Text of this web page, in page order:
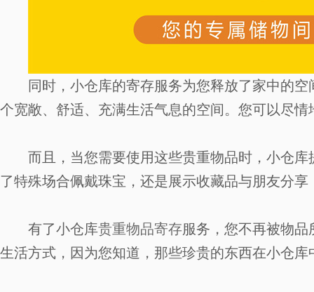
同时，小仓库的寄存服务为您释放了家中的
个宽敞、舒适、充满生活气息的空间。您可以尽
而且，当您需要使用这些贵重物品时，小仓
了特殊场合佩戴珠宝，还是展示收藏品与朋友分
有了小仓库贵重物品寄存服务，您不再被物
生活方式，因为您知道，那些珍贵的东西在小仓